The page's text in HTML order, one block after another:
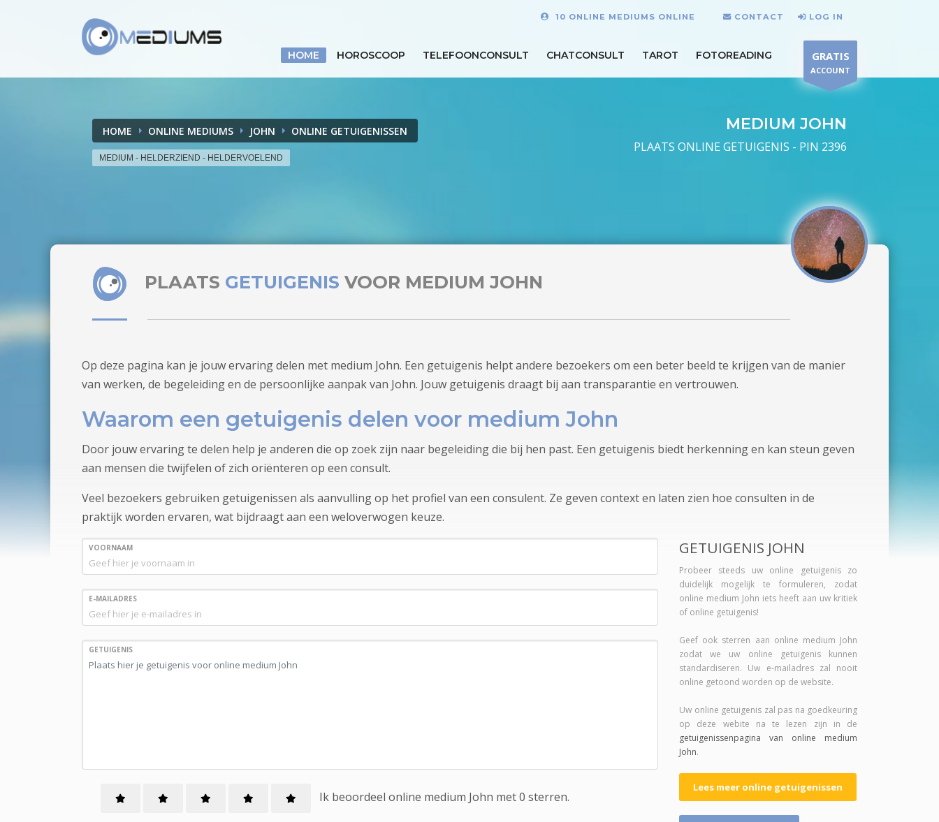
10 ONLINE MEDIUMS ONLINE CONTACT LOG IN
HOME HOROSCOOP TELEFOONCONSULT CHATCONSULT TAROT FOTOREADING GRATIS
ACCOUNT
HOME ONLINE MEDIUMS JOHN ONLINE GETUIGENISSEN
MEDIUM - HELDERZIEND - HELDERVOELEND
MEDIUM JOHN
PLAATS ONLINE GETUIGENIS - PIN 2396
PLAATS GETUIGENIS VOOR MEDIUM JOHN
Op deze pagina kan je jouw ervaring delen met medium John. Een getuigenis helpt andere bezoekers om een beter beeld te krijgen van de manier
van werken, de begeleiding en de persoonlijke aanpak van John. Jouw getuigenis draagt bij aan transparantie en vertrouwen.
Waarom een getuigenis delen voor medium John
Door jouw ervaring te delen help je anderen die op zoek zijn naar begeleiding die bij hen past. Een getuigenis biedt herkenning en kan steun geven
aan mensen die twijfelen of zich oriënteren op een consult.
Veel bezoekers gebruiken getuigenissen als aanvulling op het profiel van een consulent. Ze geven context en laten zien hoe consulten in de
praktijk worden ervaren, wat bijdraagt aan een weloverwogen keuze.
VOORNAAM
E-MAILADRES
GETUIGENIS
Ik beoordeel online medium John met0 sterren.
GETUIGENIS JOHN
Probeer steeds uw online getuigenis zo
duidelijk mogelijk te formuleren, zodat
online medium John iets heeft aan uw kritiek
of online getuigenis!
Geef ook sterren aan online medium John
zodat we uw online getuigenis kunnen
standardiseren. Uw e-mailadres zal nooit
online getoond worden op de website.
Uw online getuigenis zal pas na goedkeuring
op deze webite na te lezen zijn in de
getuigenissenpagina van online medium
John.
Lees meer online getuigenissen